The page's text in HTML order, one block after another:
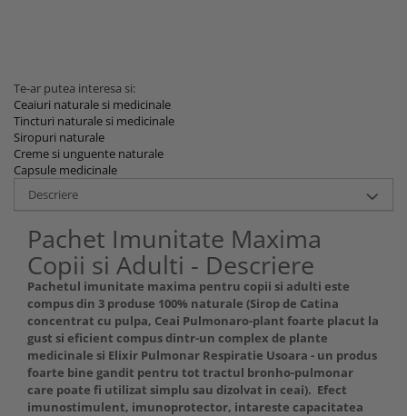
Te-ar putea interesa si:
Ceaiuri naturale si medicinale
Tincturi naturale si medicinale
Siropuri naturale
Creme si unguente naturale
Capsule medicinale
Descriere
Pachet Imunitate Maxima
Copii si Adulti - Descriere
Pachetul imunitate maxima pentru copii si adulti este
compus din 3 produse 100% naturale (Sirop de Catina
concentrat cu pulpa, Ceai Pulmonaro-plant foarte placut la
gust si eficient compus dintr-un complex de plante
medicinale si Elixir Pulmonar Respiratie Usoara - un produs
foarte bine gandit pentru tot tractul bronho-pulmonar
care poate fi utilizat simplu sau dizolvat in ceai). Efect
imunostimulent, imunoprotector, intareste capacitatea